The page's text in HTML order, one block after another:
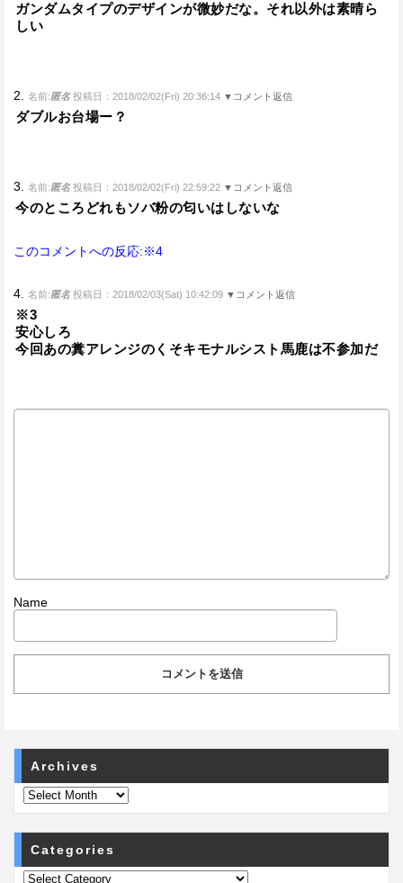
ガンダムタイプのデザインが微妙だな。それ以外は素晴ら
しい
2. 名前:匿名 投稿日：2018/02/02(Fri) 20:36:14 ▼コメント返信
ダブルお台場ー？
3. 名前:匿名 投稿日：2018/02/02(Fri) 22:59:22 ▼コメント返信
今のところどれもソバ粉の匂いはしないな
このコメントへの反応:※4
4. 名前:匿名 投稿日：2018/02/03(Sat) 10:42:09 ▼コメント返信
※3
安心しろ
今回あの糞アレンジのくそキモナルシスト馬鹿は不参加だ
Name
Archives
Categories